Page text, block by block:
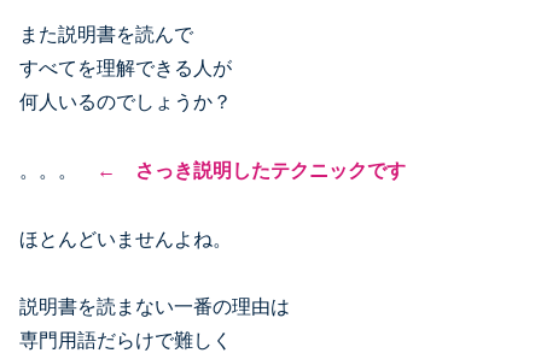
また説明書を読んで
すべてを理解できる人が
何人いるのでしょうか？
。。。 ← さっき説明したテクニックです
ほとんどいませんよね。
説明書を読まない一番の理由は
専門用語だらけで難しく